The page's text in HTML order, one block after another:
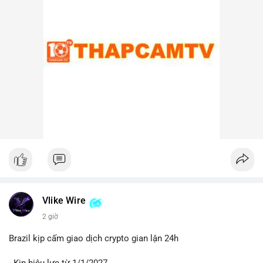
Lời khuyên cho nhà đầu tư nhỏ lẻ:
Nhà đầu tư nên theo dõi sát các địa chỉ ví nhận trong giao dịch
#44btc #vilanh
Vlike Wire
2 giờ
Brazil kịp cấm giao dịch crypto gian lận 24h